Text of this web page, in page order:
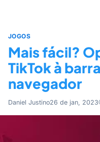
JOGOS
Mais fácil?
TikTok à
navegador
Daniel Justino26 de jan, 2023